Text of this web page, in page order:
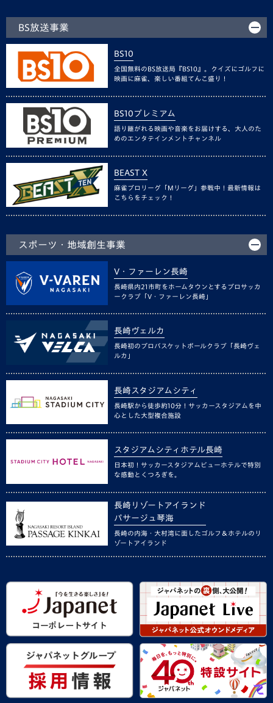
BS放送事業
BS10
全国無料のBS放送局『BS10』。クイズにゴルフに
映画に麻雀、楽しい番組てんこ盛り！
BS10プレミアム
語り継がれる映画や音楽をお届けする、大人のた
めのエンタテインメントチャンネル
BEAST X
麻雀プロリーグ「Mリーグ」参戦中！最新情報は
こちらをチェック！
スポーツ・地域創生事業
V・ファーレン長崎
長崎県内21市町をホームタウンとするプロサッカ
ークラブ「V・ファーレン長崎」
長崎ヴェルカ
長崎初のプロバスケットボールクラブ「長崎ヴェ
ルカ」
長崎スタジアムシティ
長崎駅から徒歩約10分！サッカースタジアムを中
心とした大型複合施設
スタジアムシティホテル長崎
日本初！サッカースタジアムビューホテルで特別
な感動とくつろぎを。
長崎リゾートアイランド
パサージュ琴海
長崎の内海・大村湾に面したゴルフ＆ホテルのリ
ゾートアイランド